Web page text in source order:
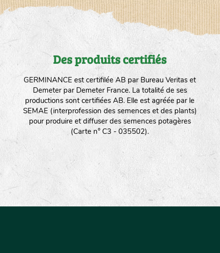
Des produits certifiés
GERMINANCE est certifilée AB par Bureau Veritas et
Demeter par Demeter France. La totalité de ses
productions sont certifiées AB. Elle est agréée par le
SEMAE (interprofession des semences et des plants)
pour produire et diffuser des semences potagères
(Carte n° C3 - 035502).